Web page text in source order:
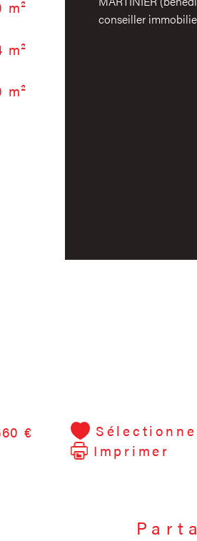
m²
m²
m²
Nombre de
conseiller
€
Imprimer